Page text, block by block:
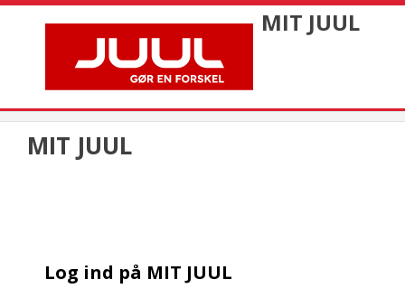
MIT JUUL
MIT JUUL
Log ind på MIT JUUL